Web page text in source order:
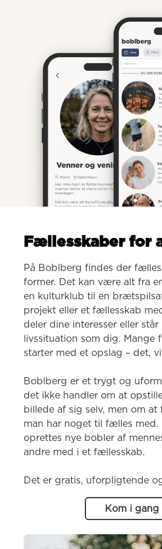
Fællesskaber for
På Boblberg findes der
former. Det kan være alt fra
en kulturklub til en
projekt eller et fællesskab
deler dine interesser eller står
livssituation som dig. Mange
starter med et opslag – det,
Boblberg er et trygt og
det ikke handler om at
billede af sig selv, men om at
man har noget til fælles med.
oprettes nye bobler af
andre med i et fællesskab.
Det er gratis, uforpligtende
Kom i gang